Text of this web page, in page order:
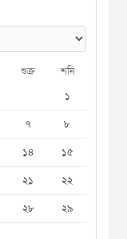
শুক্র শনি
১
৭
৮
১৪
১৫
২১
২২
২৮
২৯